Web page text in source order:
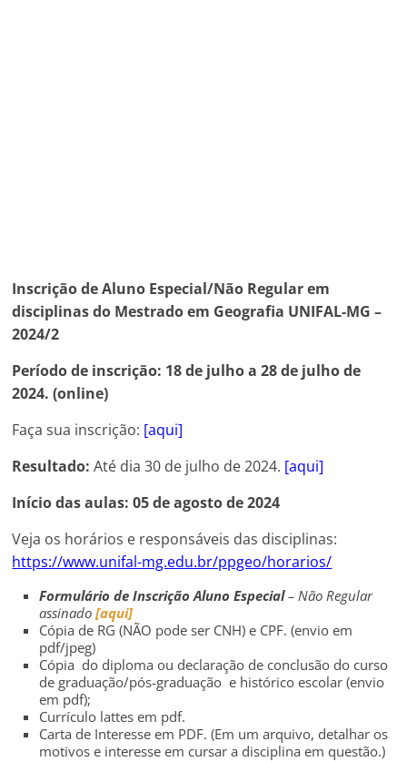
Inscrição de Aluno Especial/Não Regular em
disciplinas do Mestrado em Geografia UNIFAL-MG –
2024/2
Período de inscrição: 18 de julho a 28 de julho de
2024. (online)
Faça sua inscrição: [aqui]
Resultado: Até dia 30 de julho de 2024. [aqui]
Início das aulas: 05 de agosto de 2024
Veja os horários e responsáveis das disciplinas:
https://www.unifal-mg.edu.br/ppgeo/horarios/
Formulário de Inscrição Aluno Especial– Não Regular
assinado [aqui]
Cópia de RG (NÃO pode ser CNH) e CPF. (envio em
pdf/jpeg)
Cópia do diploma ou declaração de conclusão do curso
de graduação/pós-graduação e histórico escolar (envio
em pdf);
Currículo lattes em pdf.
Carta de Interesse em PDF. (Em um arquivo, detalhar os
motivos e interesse em cursar a disciplina em questão.)